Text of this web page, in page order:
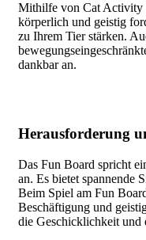
Mithilfe von Cat Activity
körperlich und geistig
zu Ihrem Tier stärken.
dankbar an.
Herausforderung
Das Fun Board spricht
an. Es bietet spannende
Beim Spiel am Fun
Beschäftigung und
die Geschicklichkeit und